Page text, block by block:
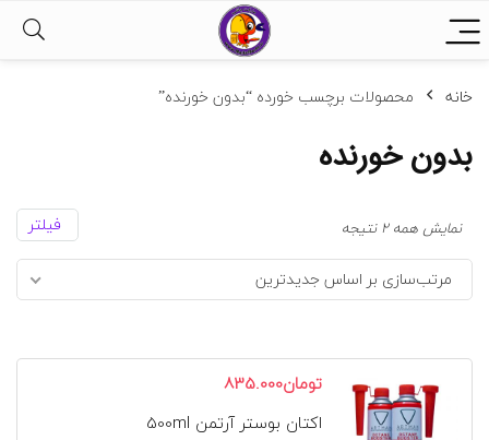
خانه محصولات برچسب خورده “بدون خورنده”
بدون خورنده
فیلتر نمایش همه 2 نتیجه
بر
اساس
مرتب‌سازی بر اساس جدیدترین
تومان835.000
اکتان بوستر آرتمن 500ml